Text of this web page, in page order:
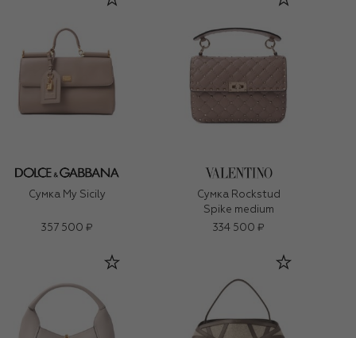
Сумка My Sicily
357 500 ₽
Сумка Rockstud
Spike medium
334 500 ₽